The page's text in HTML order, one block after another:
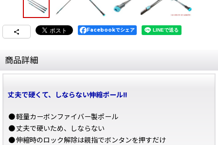
Facebookでシェア
商品詳細
丈夫で硬くて、しならない伸縮ポール!!
●軽量カーボンファイバー製ポール
●丈夫で硬いため、しならない
●伸縮時のロック解除は親指でボンタンを押すだけ